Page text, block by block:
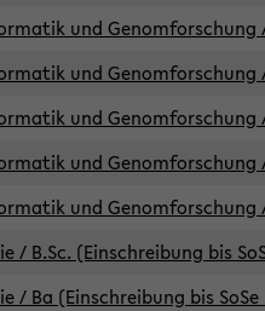
und Genomforschung /
und Genomforschung
und Genomforschung
und Genomforschung
und Genomforschung
/ B.Sc. (Einschreibung bis
/ Ba (Einschreibung bis SoSe